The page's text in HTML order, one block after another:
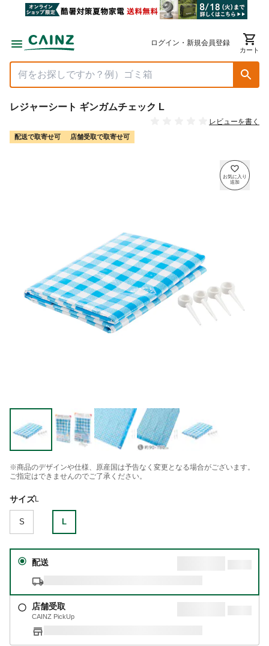
ログイン・新規会員登録
カート
レジャーシート ギンガムチェック L
レビューを書く
配送で取寄せ可 店舗受取で取寄せ可
※商品のデザインや仕様、原産国は予告なく変更となる場合がございます。
ご指定はできませんのでご了承ください。
サイズL
S L
配送
店舗受取
CAINZ PickUp